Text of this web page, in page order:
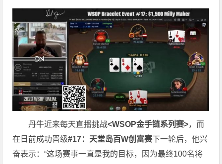
丹牛近来每天直播挑战<WSOP金手链系列赛>，而
在日前成功晋级#17：天堂岛百W创富赛下一轮后，他兴
奋表示：“这场赛事一直是我的目标，因为最终100名将